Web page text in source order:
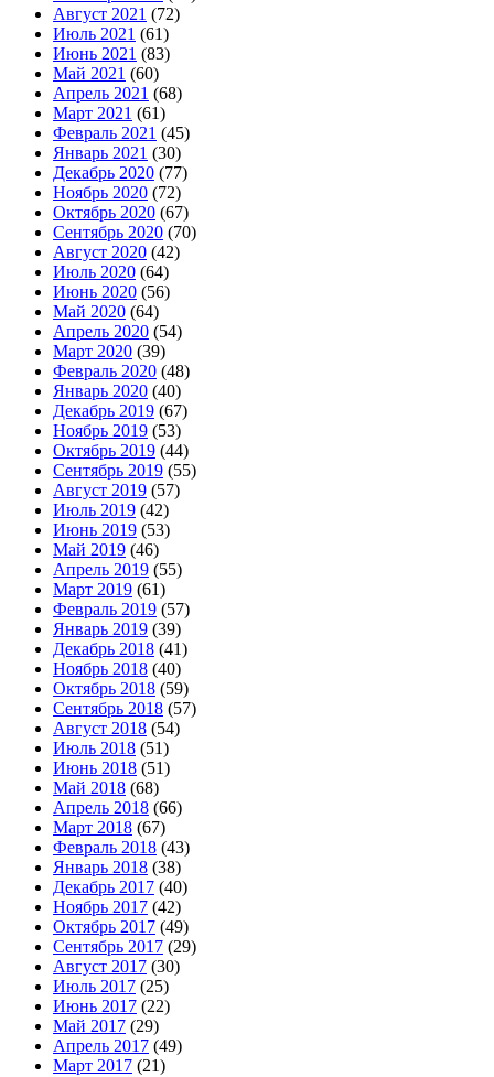
Август 2021 (72)
Июль 2021 (61)
Июнь 2021 (83)
Май 2021 (60)
Апрель 2021 (68)
Март 2021 (61)
Февраль 2021 (45)
Январь 2021 (30)
Декабрь 2020 (77)
Ноябрь 2020 (72)
Октябрь 2020 (67)
Сентябрь 2020 (70)
Август 2020 (42)
Июль 2020 (64)
Июнь 2020 (56)
Май 2020 (64)
Апрель 2020 (54)
Март 2020 (39)
Февраль 2020 (48)
Январь 2020 (40)
Декабрь 2019 (67)
Ноябрь 2019 (53)
Октябрь 2019 (44)
Сентябрь 2019 (55)
Август 2019 (57)
Июль 2019 (42)
Июнь 2019 (53)
Май 2019 (46)
Апрель 2019 (55)
Март 2019 (61)
Февраль 2019 (57)
Январь 2019 (39)
Декабрь 2018 (41)
Ноябрь 2018 (40)
Октябрь 2018 (59)
Сентябрь 2018 (57)
Август 2018 (54)
Июль 2018 (51)
Июнь 2018 (51)
Май 2018 (68)
Апрель 2018 (66)
Март 2018 (67)
Февраль 2018 (43)
Январь 2018 (38)
Декабрь 2017 (40)
Ноябрь 2017 (42)
Октябрь 2017 (49)
Сентябрь 2017 (29)
Август 2017 (30)
Июль 2017 (25)
Июнь 2017 (22)
Май 2017 (29)
Апрель 2017 (49)
Март 2017 (21)